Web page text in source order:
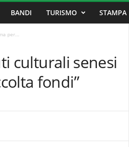
BANDI TURISMO STAMPA
per...
culturali senesi
fondi”